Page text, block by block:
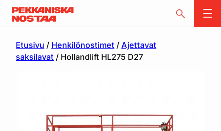
Etusivu / Henkilönostimet / Ajettavat
saksilavat / Hollandlift HL275 D27